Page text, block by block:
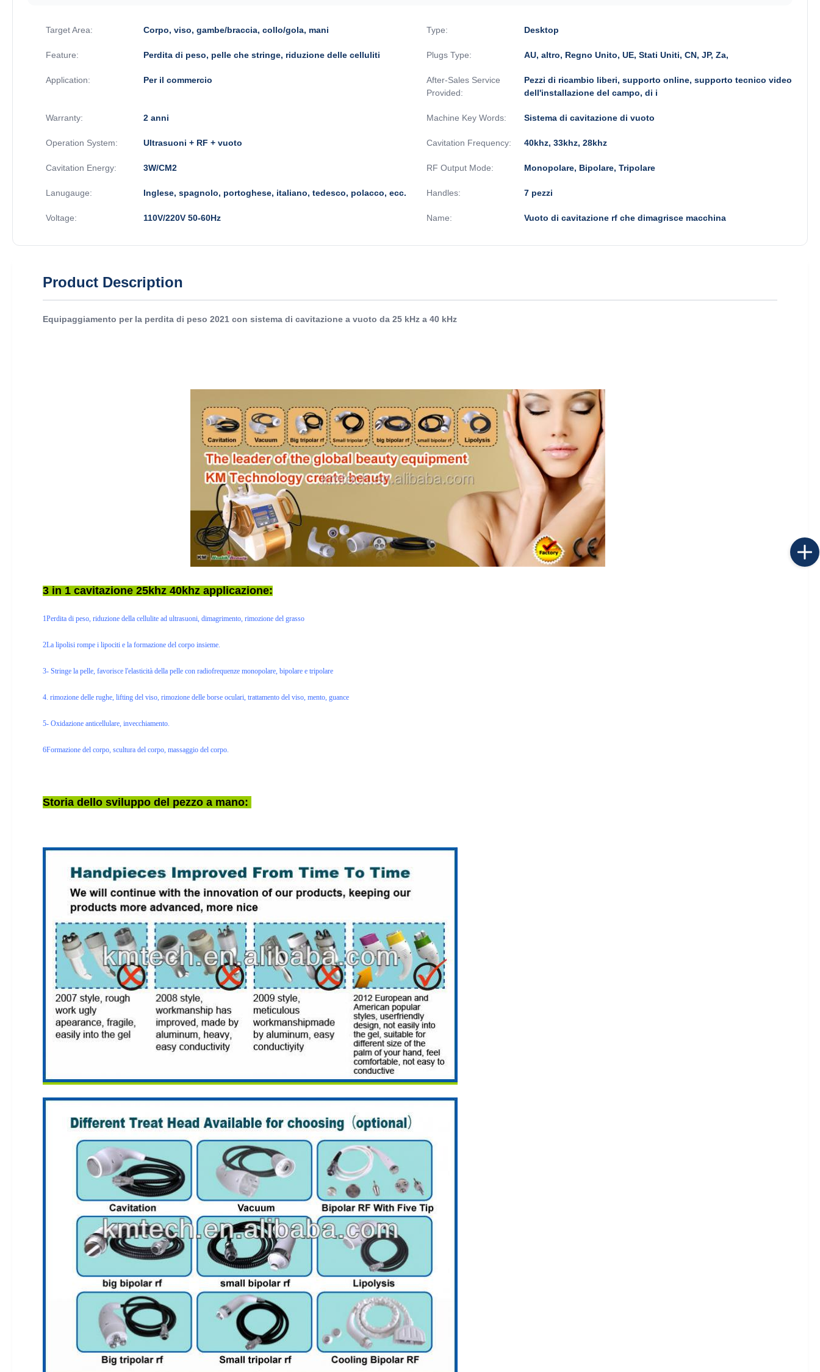
Target Area: Corpo, viso, gambe/braccia, collo/gola, mani Type: Desktop
Feature: Perdita di peso, pelle che stringe, riduzione delle celluliti Plugs Type: AU, altro, Regno Unito, UE, Stati Uniti, CN, JP, Za,
Application: Per il commercio
After-Sales Service
Provided:
Pezzi di ricambio liberi, supporto online, supporto tecnico video
dell'installazione del campo, di i
Warranty: 2 anni Machine Key Words: Sistema di cavitazione di vuoto
Operation System: Ultrasuoni + RF + vuoto Cavitation Frequency: 40khz, 33khz, 28khz
Cavitation Energy: 3W/CM2 RF Output Mode: Monopolare, Bipolare, Tripolare
Lanugauge: Inglese, spagnolo, portoghese, italiano, tedesco, polacco, ecc. Handles: 7 pezzi
Voltage: 110V/220V 50-60Hz Name: Vuoto di cavitazione rf che dimagrisce macchina
Product Description
Equipaggiamento per la perdita di peso 2021 con sistema di cavitazione a vuoto da 25 kHz a 40 kHz
3 in 1 cavitazione 25khz 40khz applicazione:
1Perdita di peso, riduzione della cellulite ad ultrasuoni, dimagrimento, rimozione del grasso
2La lipolisi rompe i lipociti e la formazione del corpo insieme.
3- Stringe la pelle, favorisce l'elasticità della pelle con radiofrequenze monopolare, bipolare e tripolare
4. rimozione delle rughe, lifting del viso, rimozione delle borse oculari, trattamento del viso, mento, guance
5- Oxidazione anticellulare, invecchiamento.
6Formazione del corpo, scultura del corpo, massaggio del corpo.
Storia dello sviluppo del pezzo a mano: